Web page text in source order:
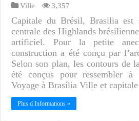
Ville 3,357
Capitale du Brésil, Brasilia est
centrale des Highlands
artificiel. Pour la petite
construction a été conçu par
Selon son plan, les contours de
été conçus pour ressembler
Voyage à Brasília Ville et
Plus d Informations »